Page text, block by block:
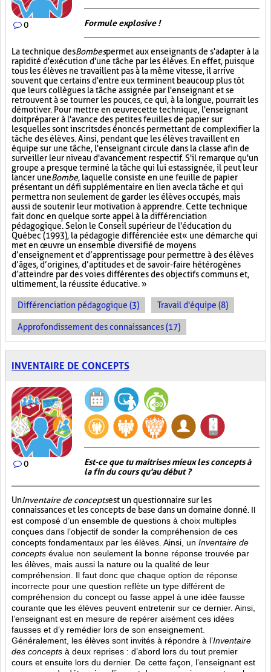
0 Formule explosive !
La technique desBombespermet aux enseignants de s'adapter à la
rapidité d'exécution d'une tâche par les élèves. En effet, puisque
tous les élèves ne travaillent pas à la même vitesse, il arrive
souvent que certains d'entre eux terminent beaucoup plus tôt
que leurs collègues la tâche assignée par l'enseignant et se
retrouvent à se tourner les pouces, ce qui, à la longue, pourrait les
démotiver. Pour mettre en œuvre cette technique, l'enseignant
doit préparer à l'avance des petites feuilles de papier sur
lesquelles sont inscrits des énoncés permettant de complexifier la
tâche des élèves. Ainsi, pendant que les élèves travaillent en
équipe sur une tâche, l'enseignant circule dans la classe afin de
surveiller leur niveau d'avancement respectif. S'il remarque qu'un
groupe a presque terminé la tâche qui lui est assignée, il peut leur
lancer uneBombe, laquelle consiste en une feuille de papier
présentant un défi supplémentaire en lien avec la tâche et qui
permettra non seulement de garder les élèves occupés, mais
aussi de soutenir leur motivation à apprendre. Cette technique
fait donc en quelque sorte appel à la différenciation
pédagogique. Selon le Conseil supérieur de l'éducation du
Québec (1993), la pédagogie différenciée est « une démarche qui
met en œuvre un ensemble diversifié de moyens
d’enseignement et d’apprentissage pour permettre à des élèves
d’âges, d’origines, d’aptitudes et de savoir-faire hétérogènes
d’atteindre par des voies différentes des objectifs communs et,
ultimement, la réussite éducative. »
Différenciation pédagogique (3) Travail d'équipe (8)
Approfondissement des connaissances (17)
INVENTAIRE DE CONCEPTS
0
Est-ce que tu maitrises mieux les concepts à
la fin du cours qu'au début ?
UnInventaire de conceptsest un questionnaire sur les
connaissances et les concepts de base dans un domaine donné. Il
est composé d’un ensemble de questions à choix multiples
conçues dans l’objectif de sonder la compréhension de ces
concepts fondamentaux par les élèves. Ainsi, un Inventaire de
concepts évalue non seulement la bonne réponse trouvée par
les élèves, mais aussi la nature ou la qualité de leur
compréhension. Il faut donc que chaque option de réponse
incorrecte pour une question reflète un type différent de
compréhension du concept ou fasse appel à une idée fausse
courante que les élèves peuvent entretenir sur ce dernier. Ainsi,
l’enseignant est en mesure de repérer aisément ces idées
fausses et d’y remédier lors de son enseignement.
Généralement, les élèves sont invités à répondre à l’Inventaire
des concepts à deux reprises : d’abord lors du tout premier
cours et ensuite lors du dernier. De cette façon, l’enseignant est